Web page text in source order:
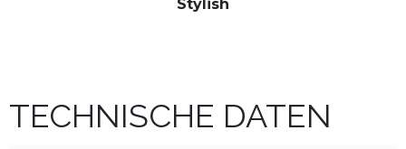
Stylish
TECHNISCHE DATEN